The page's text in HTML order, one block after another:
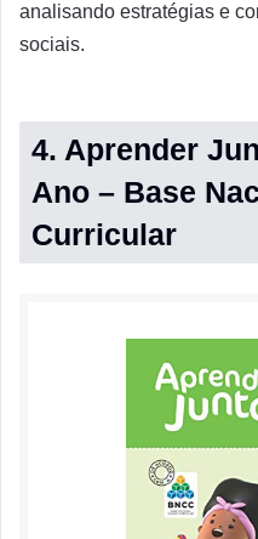
analisando estratégias e
sociais.
4. Aprender
Ano – Base
Curricular